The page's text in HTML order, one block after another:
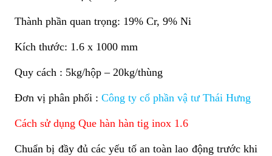
Thành phần quan trọng: 19% Cr, 9% Ni
Kích thước: 1.6 x 1000 mm
Quy cách : 5kg/hộp – 20kg/thùng
Đơn vị phân phối : Công ty cổ phần vậ tư Thái Hưng
Cách sử dụng Que hàn hàn tig inox 1.6
Chuẩn bị đầy đủ các yếu tố an toàn lao động trước khi